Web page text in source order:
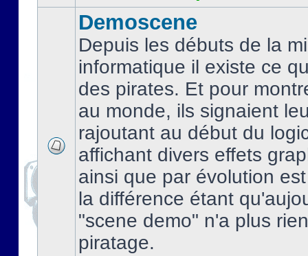
Demoscene
Depuis les débuts de la
informatique il existe ce
des pirates. Et pour
au monde, ils signaient
rajoutant au début du
affichant divers effets
ainsi que par évolution
la différence étant
"scene demo" n'a plus
piratage.